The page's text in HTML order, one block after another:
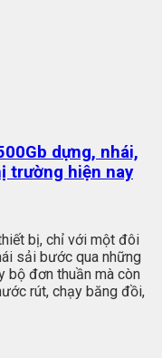
dựng, nhái,
trường hiện nay
bị, chỉ với một đôi
sải bước qua những
bộ đơn thuần mà còn
rút, chạy băng đồi,